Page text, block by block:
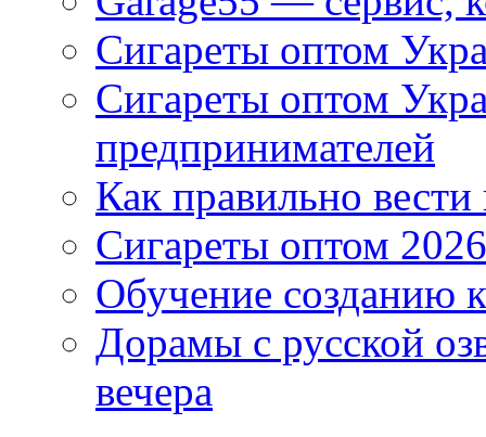
Сигареты оптом
Сигареты оптом
предпринимателей
Как правильно
Сигареты оптом
Обучение созданию
Дорамы с русской
вечера